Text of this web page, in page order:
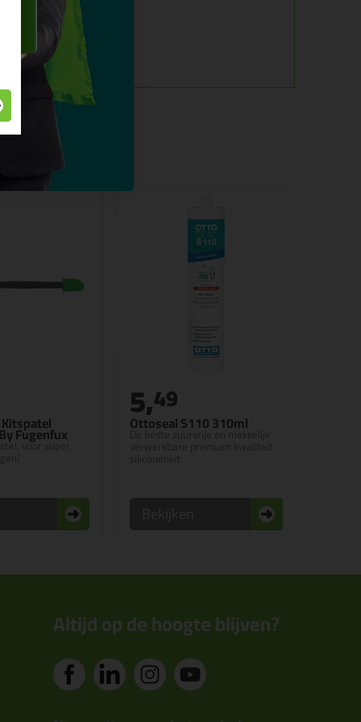
Fugenfux
voor super
Ottoseal S110 310ml
De beste zuurvrije en makkelijk
5,49
Altijd op de hoogte blijven?